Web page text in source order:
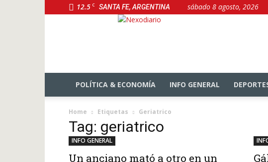
12.5 C SANTA FE, ARGENTINA sábado 8 agosto, 2026
POLÍTICA & ECONOMÍA INFO GENERAL
Home Etiquetas Geriatrico
Tag: geriatrico
INFO GENERAL
Un anciano mató a otro en un